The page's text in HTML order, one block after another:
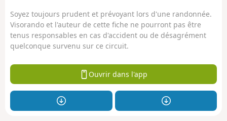
Soyez toujours prudent et prévoyant lors d'une randonnée.
Visorando et l'auteur de cette fiche ne pourront pas être
tenus responsables en cas d'accident ou de désagrément
quelconque survenu sur ce circuit.
Ouvrir dans l'app